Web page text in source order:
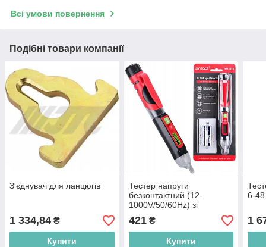
Всі умови повернення
Подібні товари компанії
З'єднувач для ланцюгів
1 334,84 ₴
Купити
Тестер напруги
безконтактний (12-
1000V/50/60Hz) зі
світловою і звуковою
індикацією WINTACT
WT3010
421₴
Купити
6-
1